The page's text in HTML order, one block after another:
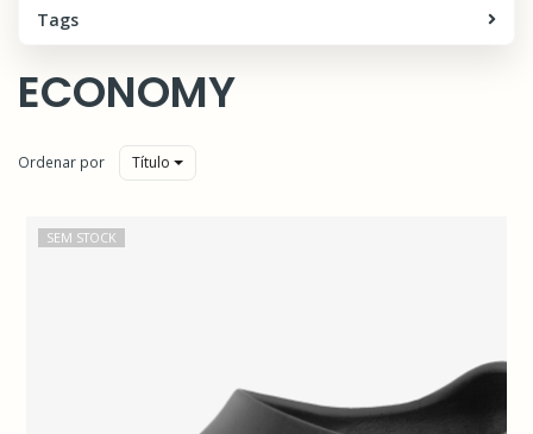
Tags
ECONOMY
Ordenar por Título
SEM STOCK